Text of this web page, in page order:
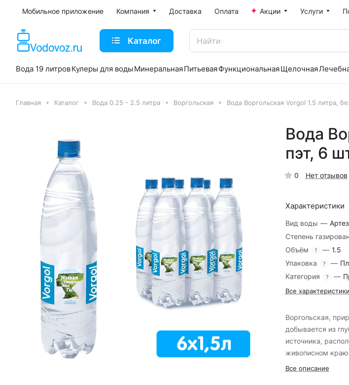
Мобильное приложение Компания Доставка Оплата Акции Услуги
Каталог
Вода 19 литровКулеры для воды МинеральнаяПитьеваяФункциональнаяЩелочная
Главная Каталог Вода 0.25 - 2.5 литра Воргольская Вода Воргольская Vorgol 1.5 литра,
Вода
пэт, 6
0 Нет отзывов
Характеристики
Вид воды —
Степень
Объём
? — 1.5
Упаковка
? —
Категория
? —
Все характеристики
Воргольская,
добывается из
источника,
живописном краю
области.
Все описание